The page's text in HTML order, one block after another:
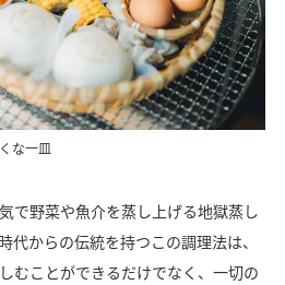
な一皿
で野菜や魚介を蒸し上げる地獄蒸し
代からの伝統を持つこの調理法は、
むことができるだけでなく、一切の